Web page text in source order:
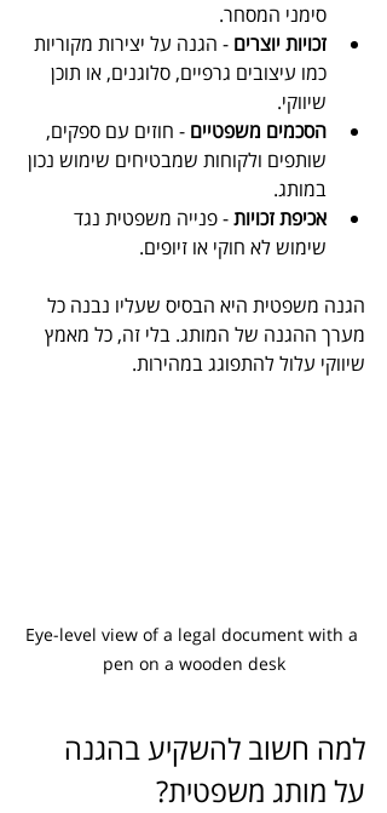
סימני המסחר.
זכויות יוצרים - הגנה על יצירות מקוריות
כמו עיצובים גרפיים, סלוגנים, או תוכן
שיווקי.
הסכמים משפטיים - חוזים עם ספקים,
שותפים ולקוחות שמבטיחים שימוש נכון
במותג.
אכיפת זכויות - פנייה משפטית נגד
שימוש לא חוקי או זיופים.
הגנה משפטית היא הבסיס שעליו נבנה כל
מערך ההגנה של המותג. בלי זה, כל מאמץ
שיווקי עלול להתפוגג במהירות.
Eye-level view of a legal document with a
pen on a wooden desk
למה חשוב להשקיע בהגנה
על מותג משפטית?